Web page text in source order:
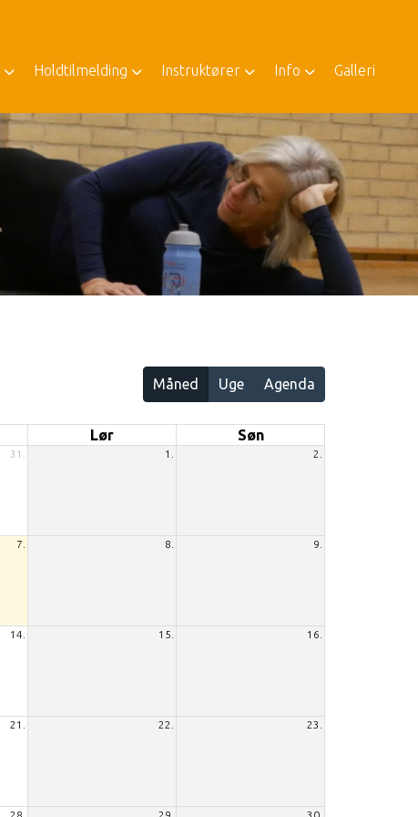
Holdtilmelding Instruktører Info Galleri
Måned Uge Agenda
Lør Søn
31. 1. 2.
7. 8. 9.
14. 15. 16.
21. 22. 23.
28. 29. 30.